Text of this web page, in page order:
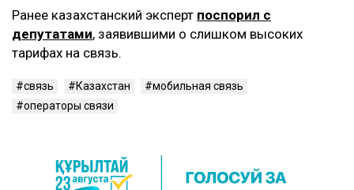
Ранее казахстанский эксперт поспорил с
депутатами, заявившими о слишком высоких
тарифах на связь.
связь Казахстан
мобильная связь
операторы связи